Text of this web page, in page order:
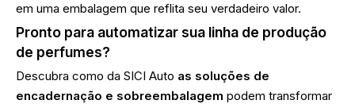
em uma embalagem que reflita seu verdadeiro valor.
Pronto para automatizar sua linha de produção
de perfumes?
Descubra como da SICI Auto as soluções de
encadernação e sobreembalagem podem transformar